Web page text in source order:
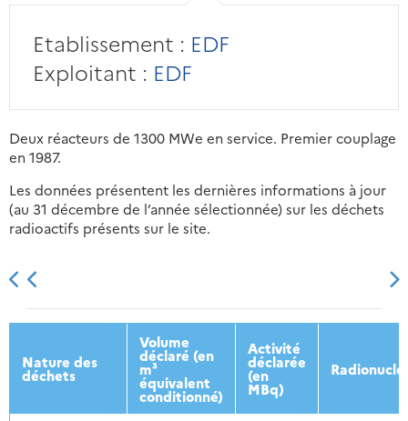
Etablissement : EDF
Exploitant : EDF
Deux réacteurs de 1300 MWe en service. Premier couplage
en 1987.
Les données présentent les dernières informations à jour
(au 31 décembre de l’année sélectionnée) sur les déchets
radioactifs présents sur le site.
2013 2014 2015 2016
Nature des
déchets
Volume
déclaré (en
m³
équivalent
conditionné)
Activité
déclarée
(en
MBq)